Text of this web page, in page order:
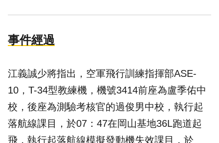
事件經過
江義誠少將指出，空軍飛行訓練指揮部ASE-
10，T-34型教練機，機號3414前座為盧季佑中
校，後座為測驗考核官的過俊男中校，執行起
落航線課目，於07：47在岡山基地36L跑道起
飛，執行起落航線模擬發動機失效課目，於